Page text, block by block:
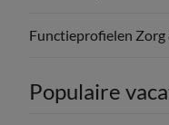
Functieprofielen Zorg
Populaire